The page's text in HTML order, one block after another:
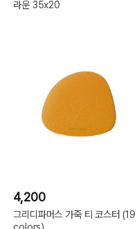
라운 35x20
4,200
그리디파머스 가죽 티 코스터 (19
colors)